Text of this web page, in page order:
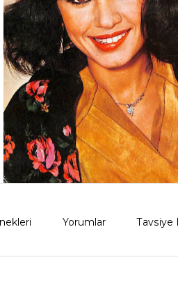
Yorumlar Tavsiye